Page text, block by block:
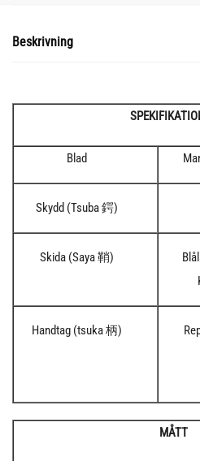
Beskrivning
Blad
Skydd (Tsuba 鍔)
Skida (Saya 鞘)
Handtag (tsuka 柄)
MÅTT